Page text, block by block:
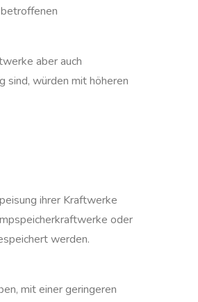
aber auch
würden mit höheren
ihrer Kraftwerke
oder
werden.
mit einer geringeren